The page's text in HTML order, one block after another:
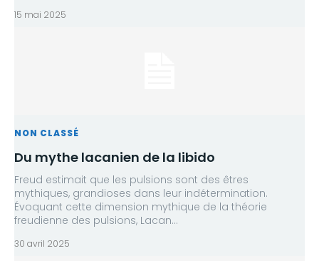
15 mai 2025
NON CLASSÉ
Du mythe lacanien de la libido
Freud estimait que les pulsions sont des êtres
mythiques, grandioses dans leur indétermination.
Évoquant cette dimension mythique de la théorie
freudienne des pulsions, Lacan...
30 avril 2025